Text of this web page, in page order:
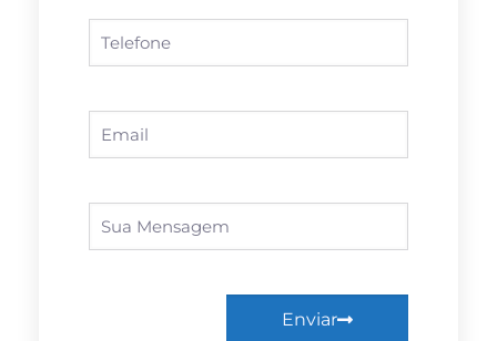
Enviar